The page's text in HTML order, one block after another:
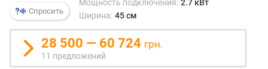
о
т
а
д
Спросить
Мощность подключения: 2.7 кВт
Ширина: 45 см
28 500 — 60 724 грн.
11 предложений